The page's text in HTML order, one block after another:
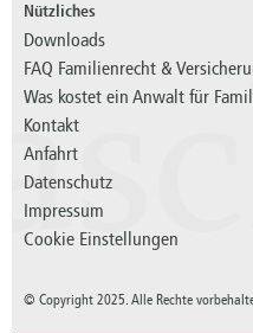
Nützliches
Downloads
FAQ Familienrecht &
Was kostet ein Anwalt für
Kontakt
Anfahrt
Datenschutz
Impressum
Cookie Einstellungen
© Copyright 2025. Alle Rechte